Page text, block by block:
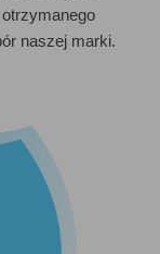
naszej marki.